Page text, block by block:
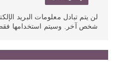
لن يتم تبادل معلومات البريد
شخص آخر. وسيتم استخدامها فقط